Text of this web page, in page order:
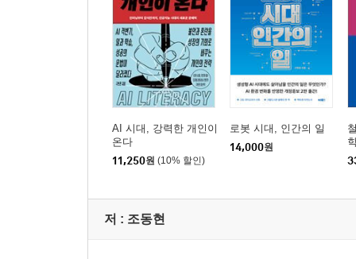
AI 시대, 강력한 개인이
온다
11,250원 (10% 할인)
로봇 시대, 인간의 일
14,000원
저 : 조동현